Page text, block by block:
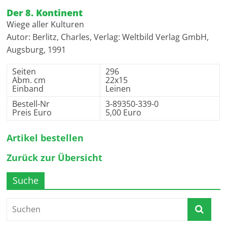
Der 8. Kontinent
Wiege aller Kulturen
Autor: Berlitz, Charles, Verlag: Weltbild Verlag GmbH,
Augsburg, 1991
Seiten
Abm. cm
Einband
296
22x15
Leinen
Bestell-Nr
Preis Euro
3-89350-339-0
5,00 Euro
Artikel bestellen
Zurück zur Übersicht
Suche